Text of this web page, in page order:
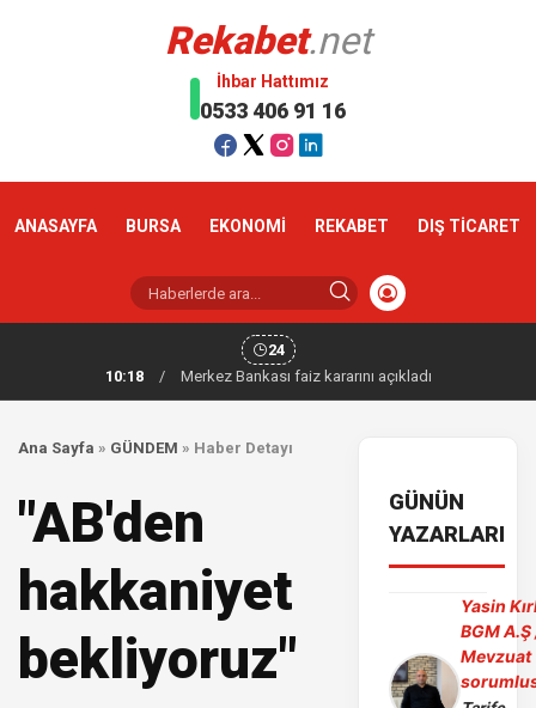
Rekabet.net
İhbar Hattımız
0533 406 91 16
ANASAYFA BURSA EKONOMİ REKABET DIŞ TİCARET
24
10:18
/ Merkez Bankası faiz kararını açıkladı
Ana Sayfa » GÜNDEM » Haber Detayı
"AB'den
hakkaniyet
bekliyoruz"
GÜNÜN
YAZARLARI
Yasin
BGM A.Ş
Mevzuat